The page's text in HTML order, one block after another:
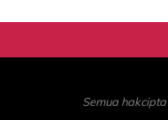
Semua